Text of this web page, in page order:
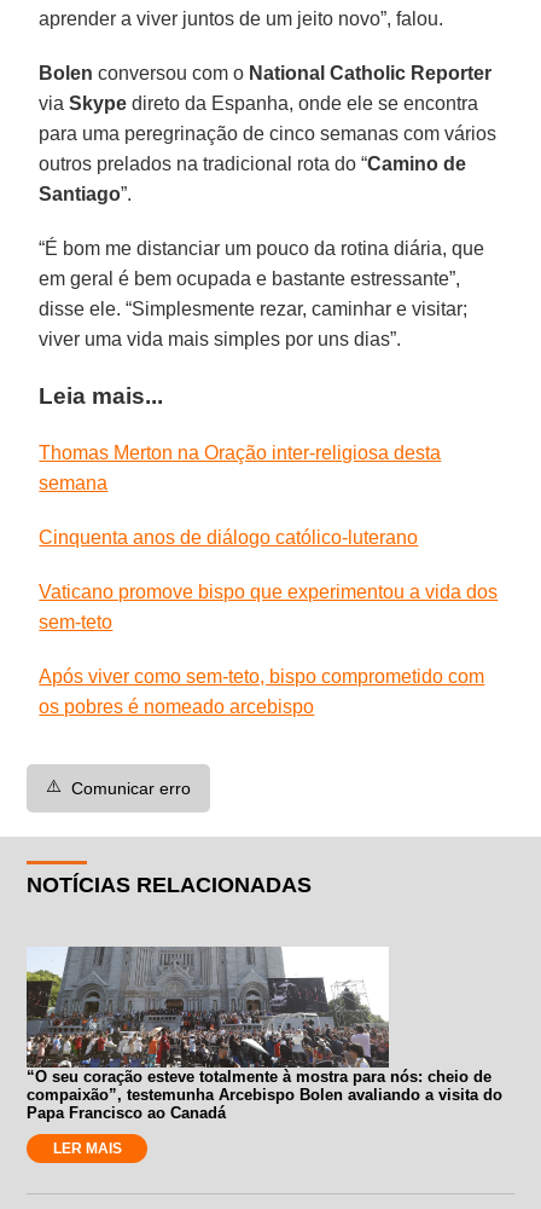
aprender a viver juntos de um jeito novo”, falou.
Bolen conversou com o National Catholic Reporter
viaSkype direto da Espanha, onde ele se encontra
para uma peregrinação de cinco semanas com vários
outros prelados na tradicional rota do “Camino de
Santiago”.
“É bom me distanciar um pouco da rotina diária, que
em geral é bem ocupada e bastante estressante”,
disse ele. “Simplesmente rezar, caminhar e visitar;
viver uma vida mais simples por uns dias”.
Leia mais...
Thomas Merton na Oração inter-religiosa desta
semana
Cinquenta anos de diálogo católico-luterano
Vaticano promove bispo que experimentou a vida dos
sem-teto
Após viver como sem-teto, bispo comprometido com
os pobres é nomeado arcebispo
⚠️ Comunicar erro
NOTÍCIAS RELACIONADAS
“O seu coração esteve totalmente à mostra para nós: cheio de
compaixão”, testemunha Arcebispo Bolen avaliando a visita do
Papa Francisco ao Canadá
LER MAIS